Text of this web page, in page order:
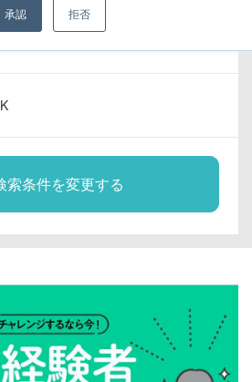
承認 拒否
1～20件
索条件を変更する